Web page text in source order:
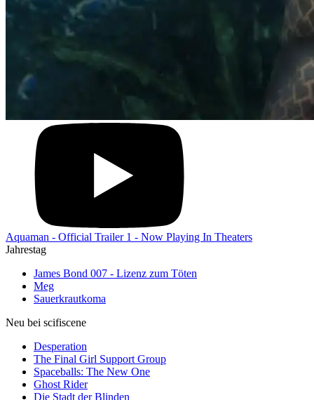
Aquaman - Official Trailer 1 - Now Playing In Theaters
Jahrestag
James Bond 007 - Lizenz zum Töten
Meg
Sauerkrautkoma
Neu bei scifiscene
Desperation
The Final Girl Support Group
Spaceballs: The New One
Ghost Rider
Die Stadt der Blinden